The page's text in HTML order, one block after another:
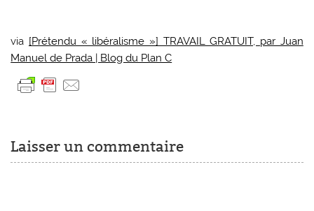
via [Prétendu « libéralisme »] TRAVAIL GRATUIT, par Juan
Manuel de Prada | Blog du Plan C
Laisser un commentaire